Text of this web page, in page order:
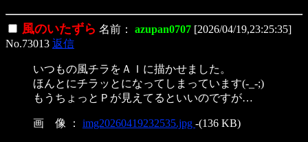
風のいたずら 名前： azupan0707 [2026/04/19,23:25:35]
No.73013 返信
いつもの風チラをＡＩに描かせました。
ほんとにチラッとになってしまっています(-_-;)
もうちょっとＰが見えてるといいのですが…
画 像 ： img20260419232535.jpg -(136 KB)